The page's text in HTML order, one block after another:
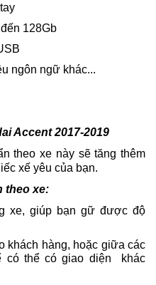
128Gb
ngôn ngữ khác...
Accent 2017-2019
theo xe này sẽ tăng thêm
xế yêu của bạn.
theo xe:
xe, giúp bạn gữ được độ
khách hàng, hoặc giữa các
có thể có giao diện khác